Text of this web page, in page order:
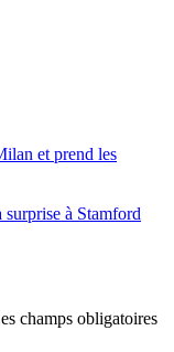
et prend les
à Stamford
champs obligatoires